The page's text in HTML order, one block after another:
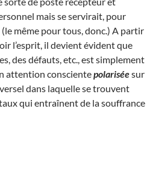
mais se servirait, pour
(le même pour tous, donc.) A partir
l’esprit, il devient évident que
des défauts, etc., est simplement
attention conscientepolariséesur
dans laquelle se trouvent
qui entraînent de la souffrance